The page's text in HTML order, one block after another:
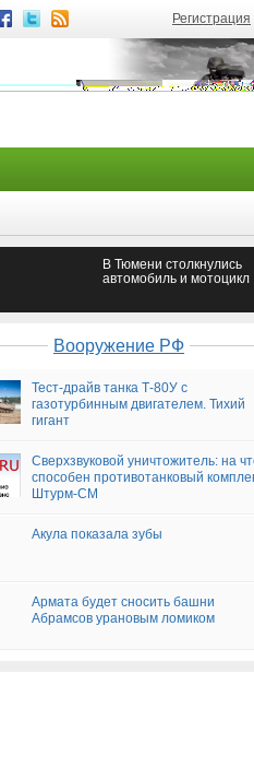
Регистрация
В Тюмени столкнулись
автомобиль и мотоцикл
Вооружение РФ
Тест-драйв танка Т-80У с
газотурбинным двигателем. Тихий
гигант
Сверхзвуковой уничтожитель: на
способен противотанковый
Штурм-СМ
Акула показала зубы
Армата будет сносить башни
Абрамсов урановым ломиком